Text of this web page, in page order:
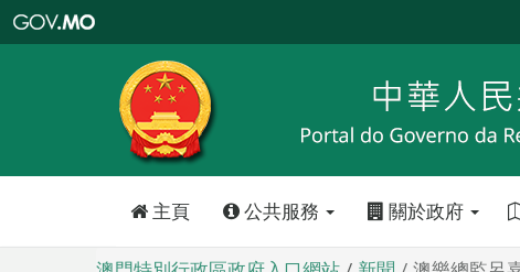
特
政
區
政
口
主頁 公共服務 關於政府